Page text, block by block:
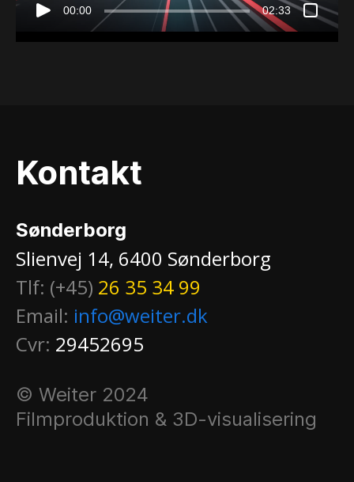
00:00 02:33
Kontakt
Sønderborg
Slienvej 14, 6400 Sønderborg
Tlf: (+45) 26 35 34 99
Email: info@weiter.dk
Cvr: 29452695
© Weiter 2024
Filmproduktion & 3D-visualisering